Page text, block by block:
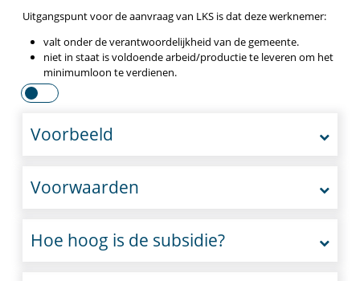
Uitgangspunt voor de aanvraag van LKS is dat deze werknemer:
valt onder de verantwoordelijkheid van de gemeente.
niet in staat is voldoende arbeid/productie te leveren om het
minimumloon te verdienen.
Voorbeeld
Voorwaarden
Hoe hoog is de subsidie?